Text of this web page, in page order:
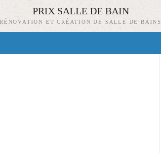
PRIX SALLE DE BAIN
RÉNOVATION ET CRÉATION DE SALLE DE BAINS